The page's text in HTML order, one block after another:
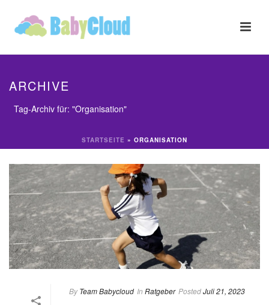
ARCHIVE
Tag-Archiv für: "Organisation"
STARTSEITE » ORGANISATION
By Team Babycloud In Ratgeber PostedJuli 21, 2023